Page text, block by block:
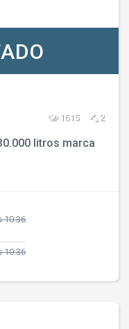
1615 2
litros marca
10:36
10:36